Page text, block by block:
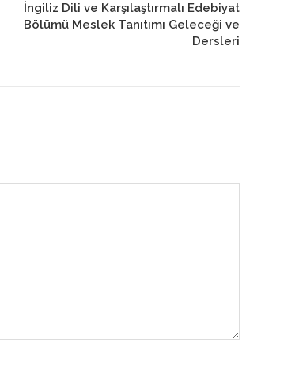
İngiliz Dili ve Karşılaştırmalı Edebiyat
Bölümü Meslek Tanıtımı Geleceği ve
Dersleri